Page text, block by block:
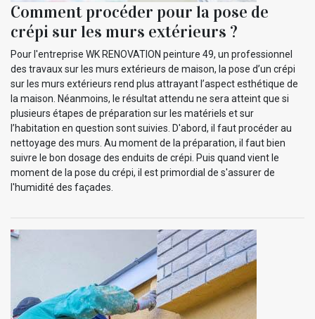
Comment procéder pour la pose de
crépi sur les murs extérieurs ?
Pour l'entreprise WK RENOVATION peinture 49, un professionnel
des travaux sur les murs extérieurs de maison, la pose d’un crépi
sur les murs extérieurs rend plus attrayant l’aspect esthétique de
la maison. Néanmoins, le résultat attendu ne sera atteint que si
plusieurs étapes de préparation sur les matériels et sur
l’habitation en question sont suivies. D'abord, il faut procéder au
nettoyage des murs. Au moment de la préparation, il faut bien
suivre le bon dosage des enduits de crépi. Puis quand vient le
moment de la pose du crépi, il est primordial de s'assurer de
l'humidité des façades.